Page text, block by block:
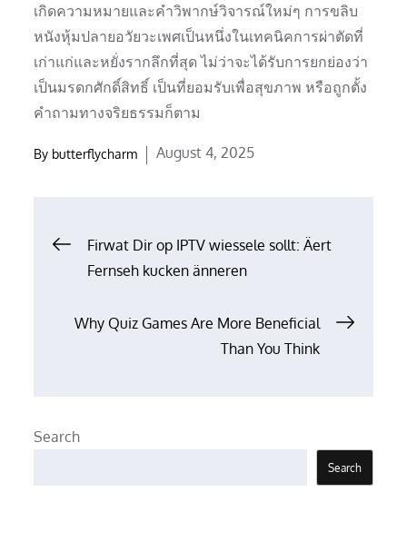
เกิดความหมายและคำวิพากษ์วิจารณ์ใหม่ๆ การขลิบ
หนังหุ้มปลายอวัยวะเพศเป็นหนึ่งในเทคนิคการผ่าตัดที่
เก่าแก่และหยั่งรากลึกที่สุด ไม่ว่าจะได้รับการยกย่องว่า
เป็นมรดกศักดิ์สิทธิ์ เป็นที่ยอมรับเพื่อสุขภาพ หรือถูกตั้ง
คำถามทางจริยธรรมก็ตาม
By butterflycharm
Posted
August 4, 2025
PostFirwat Dir op IPTV wiessele sollt: Äert
Fernseh kucken änneren
Why Quiz Games Are More Beneficial
Than You Think
Search
Search